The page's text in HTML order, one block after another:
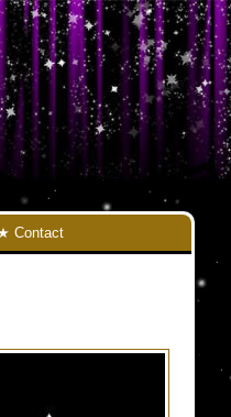
Contact